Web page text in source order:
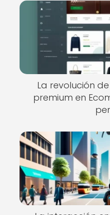
La revolución
premium en